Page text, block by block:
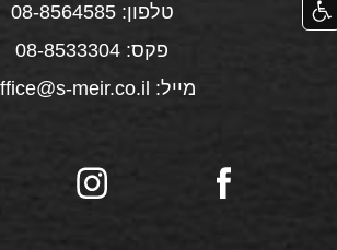
טלפון: 08-8564585
פקס: 08-8533304
מייל: office@s-meir.co.il